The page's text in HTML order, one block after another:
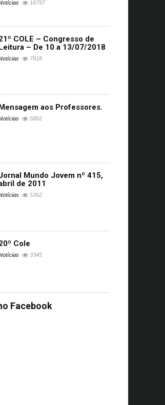
16797
COLE – Congresso de
– De 10 a 13/07/2018
7818
aos Professores.
5882
Mundo Jovem nº 415,
de 2011
5362
Cole
3345
Facebook